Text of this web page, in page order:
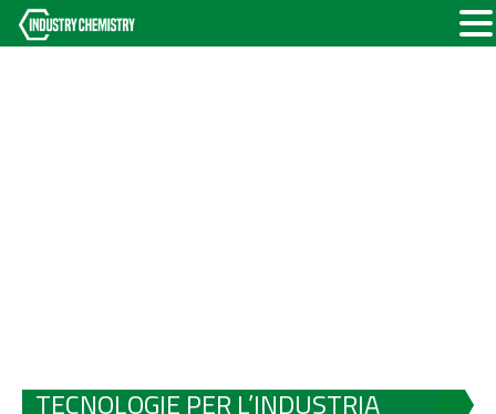
TECNOLOGIE PER L’INDUSTRIA